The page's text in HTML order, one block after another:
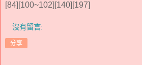
[84][100~102][140][197]
沒有留言:
分享